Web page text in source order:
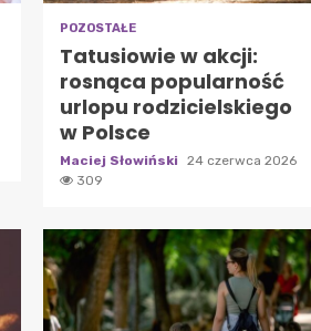
POZOSTAŁE
Tatusiowie w akcji:
rosnąca popularność
urlopu rodzicielskiego
w Polsce
Maciej Słowiński
24 czerwca 2026
309